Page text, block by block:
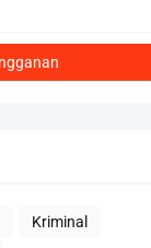
Kriminal